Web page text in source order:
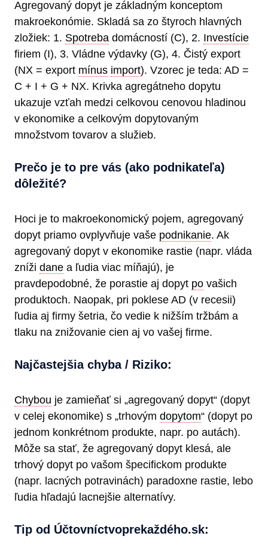
Agregovaný dopyt je základným konceptom
makroekonómie. Skladá sa zo štyroch hlavných
zložiek: 1. Spotreba domácností (C), 2. Investície
firiem (I), 3. Vládne výdavky (G), 4. Čistý export
(NX = export mínus import). Vzorec je teda: AD =
C + I + G + NX. Krivka agregátneho dopytu
ukazuje vzťah medzi celkovou cenovou hladinou
v ekonomike a celkovým dopytovaným
množstvom tovarov a služieb.
Prečo je to pre vás (ako podnikateľa)
dôležité?
Hoci je to makroekonomický pojem, agregovaný
dopyt priamo ovplyvňuje vaše podnikanie. Ak
agregovaný dopyt v ekonomike rastie (napr. vláda
zníži dane a ľudia viac míňajú), je
pravdepodobné, že porastie aj dopyt po vašich
produktoch. Naopak, pri poklese AD (v recesii)
ľudia aj firmy šetria, čo vedie k nižším tržbám a
tlaku na znižovanie cien aj vo vašej firme.
Najčastejšia chyba / Riziko:
Chybou je zamieňať si „agregovaný dopyt“ (dopyt
v celej ekonomike) s „trhovým dopytom“ (dopyt po
jednom konkrétnom produkte, napr. po autách).
Môže sa stať, že agregovaný dopyt klesá, ale
trhový dopyt po vašom špecifickom produkte
(napr. lacných potravinách) paradoxne rastie, lebo
ľudia hľadajú lacnejšie alternatívy.
Tip od Účtovníctvoprekaždéh​o.sk: